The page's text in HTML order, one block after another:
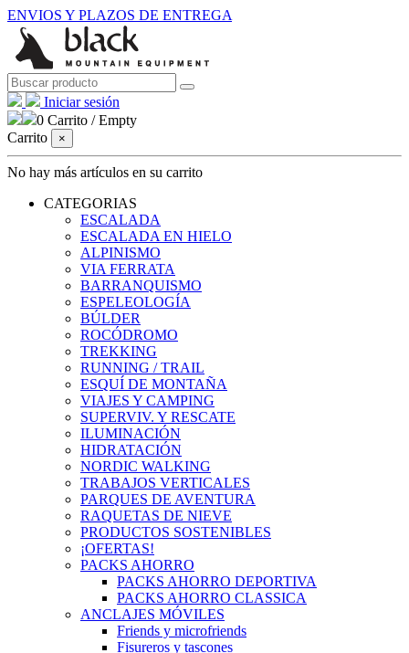
ENVIOS Y PLAZOS DE ENTREGA
Iniciar sesión
0 Carrito /Empty
Carrito
×
No hay más artículos en su carrito
CATEGORIAS
ESCALADA
ESCALADA EN HIELO
ALPINISMO
VIA FERRATA
BARRANQUISMO
ESPELEOLOGÍA
BÚLDER
ROCÓDROMO
TREKKING
RUNNING / TRAIL
ESQUÍ DE MONTAÑA
VIAJES Y CAMPING
SUPERVIV. Y RESCATE
ILUMINACIÓN
HIDRATACIÓN
NORDIC WALKING
TRABAJOS VERTICALES
PARQUES DE AVENTURA
RAQUETAS DE NIEVE
PRODUCTOS SOSTENIBLES
¡OFERTAS!
PACKS AHORRO
PACKS AHORRO DEPORTIVA
PACKS AHORRO CLASSICA
ANCLAJES MÓVILES
Friends y microfriends
Fisureros y tascones